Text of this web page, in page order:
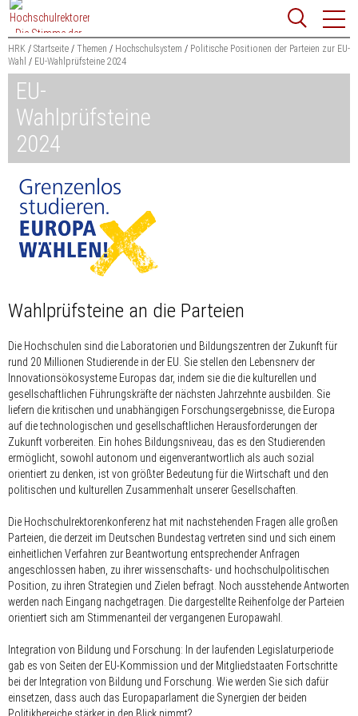
Zum
Content
springen
HRK Startseite Themen Hochschulsystem
Politische Positionen der Parteien zur EU-
Wahl
EU-Wahlprüfsteine 2024
EU-
Wahlprüfsteine
2024
Wahlprüfsteine an die Parteien
Die Hochschulen sind die Laboratorien und Bildungszentren der Zukunft für
rund 20 Millionen Studierende in der EU. Sie stellen den Lebensnerv der
Innovationsökosysteme Europas dar, indem sie die die kulturellen und
gesellschaftlichen Führungskräfte der nächsten Jahrzehnte ausbilden. Sie
liefern die kritischen und unabhängigen Forschungsergebnisse, die Europa
auf die technologischen und gesellschaftlichen Herausforderungen der
Zukunft vorbereiten. Ein hohes Bildungsniveau, das es den Studierenden
ermöglicht, sowohl autonom und eigenverantwortlich als auch sozial
orientiert zu denken, ist von größter Bedeutung für die Wirtschaft und den
politischen und kulturellen Zusammenhalt unserer Gesellschaften.
Die Hochschulrektorenkonferenz hat mit nachstehenden Fragen alle großen
Parteien, die derzeit im Deutschen Bundestag vertreten sind und sich einem
einheitlichen Verfahren zur Beantwortung entsprechender Anfragen
angeschlossen haben, zu ihrer wissenschafts- und hochschulpolitischen
Position, zu ihren Strategien und Zielen befragt. Noch ausstehende Antworten
werden nach Eingang nachgetragen. Die dargestellte Reihenfolge der Parteien
orientiert sich am Stimmenanteil der vergangenen Europawahl.
Integration von Bildung und Forschung: In der laufenden Legislaturperiode
gab es von Seiten der EU-Kommission und der Mitgliedstaaten Fortschritte
bei der Integration von Bildung und Forschung. Wie werden Sie sich dafür
einsetzen, dass auch das Europaparlament die Synergien der beiden